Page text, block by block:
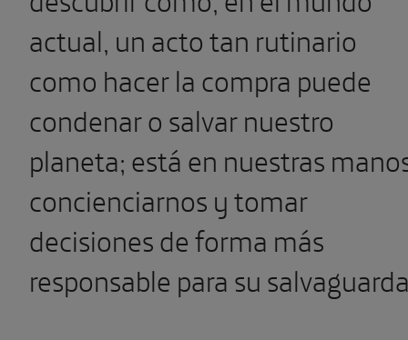
actual, un acto tan rutinario
como hacer la compra puede
condenar o salvar nuestro
planeta; está en nuestras
concienciarnos y tomar
decisiones de forma más
responsable para su